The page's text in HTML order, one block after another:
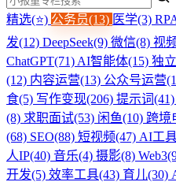
精选(⭐) 公务员(13) 医学(3)
发(12) DeepSeek(9) 微信(8) 视
ChatGPT(71) AI智能体(15) 独
(12) 内容运营(13) 公众号运营
食(5) 写作变现(206) 提示词(41)
(8) 求职面试(53) 闲鱼(10) 跨境
(68) SEO(88) 短视频(47) AI工
人IP(40) 音乐(4) 摄影(8)
开发(5) 效率工具(43) 育儿(30)